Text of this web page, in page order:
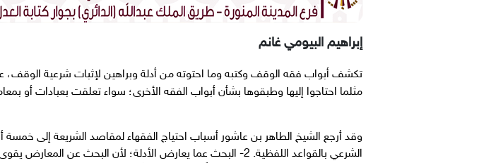
إبراهيم البيومي غانم
تكشف أبواب فقه الوقف وكتبه وما احتوته من أدلة وبراهين لإثبات شرعية
مثلما احتاجوا إليها وطبقوها بشأن أبواب الفقه الأخرى؛ سواء تعلقت بعبادات أو
الشرعي بالقواعد اللفظية. 2- البحث عما يعارض الأدلة؛ لأن